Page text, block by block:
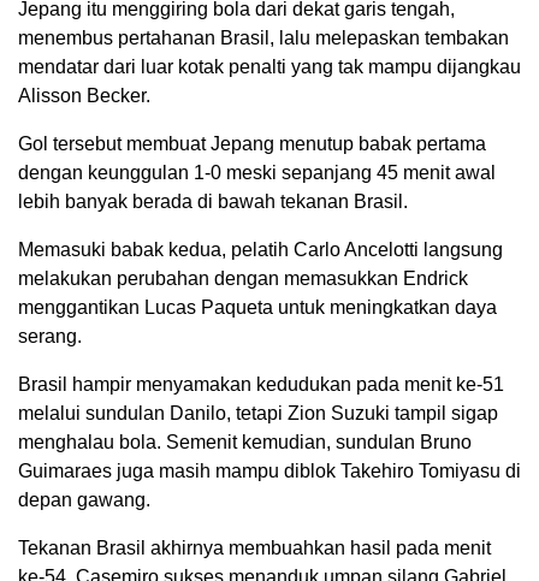
Jepang itu menggiring bola dari dekat garis tengah,
menembus pertahanan Brasil, lalu melepaskan tembakan
mendatar dari luar kotak penalti yang tak mampu dijangkau
Alisson Becker.
Gol tersebut membuat Jepang menutup babak pertama
dengan keunggulan 1-0 meski sepanjang 45 menit awal
lebih banyak berada di bawah tekanan Brasil.
Memasuki babak kedua, pelatih Carlo Ancelotti langsung
melakukan perubahan dengan memasukkan Endrick
menggantikan Lucas Paqueta untuk meningkatkan daya
serang.
Brasil hampir menyamakan kedudukan pada menit ke-51
melalui sundulan Danilo, tetapi Zion Suzuki tampil sigap
menghalau bola. Semenit kemudian, sundulan Bruno
Guimaraes juga masih mampu diblok Takehiro Tomiyasu di
depan gawang.
Tekanan Brasil akhirnya membuahkan hasil pada menit